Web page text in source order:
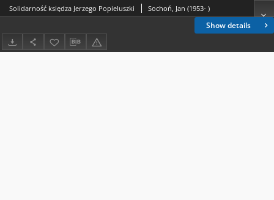
Show details
Solidarność księdza Jerzego Popieluszki Sochoń, Jan (1953- )